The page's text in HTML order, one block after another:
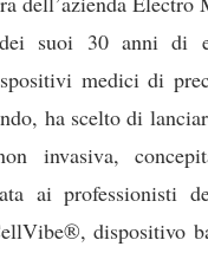
suoi 30 anni di
medici di
ha scelto di
invasiva,
ai professionisti
dispositivo